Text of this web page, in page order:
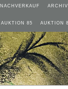
NACHVERKAUF ARCHIV
AUKTION 85 AUKTION